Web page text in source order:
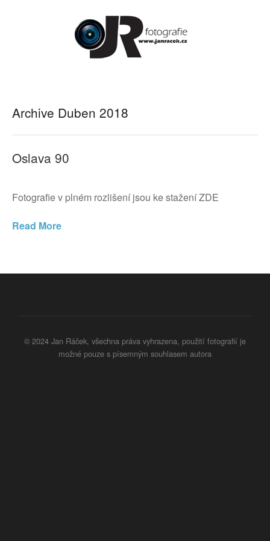
Archive Duben 2018
Oslava 90
Fotografie v plném rozlišení jsou ke stažení ZDE
Read More
© 2024 Jan Ráček, všechna práva vyhrazena, použití fotografií je
možné pouze s písemným souhlasem autora